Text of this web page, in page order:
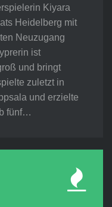
Kiyara
Heidelberg mit
Neuzugang
ist
und bringt
zuletzt in
und erzielte
fünf…